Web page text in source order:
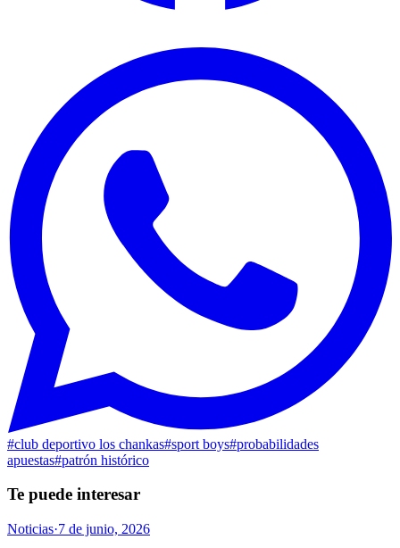
#club deportivo los chankas#sport boys#probabilidades
apuestas#patrón histórico
Te puede interesar
Noticias·7 de junio, 2026